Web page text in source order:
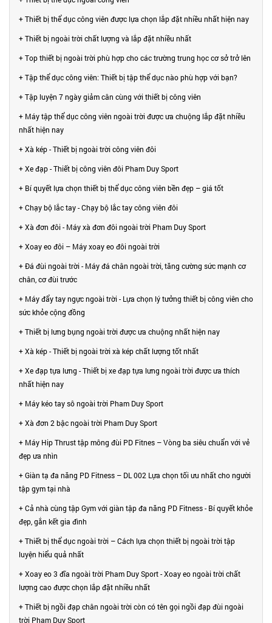
+ Thiết bị thể dục công viên được lựa chọn lắp đặt nhiều nhất hiện nay
+ Thiết bị ngoài trời chất lượng và lắp đặt nhiều nhất
+ Top thiết bị ngoài trời phù hợp cho các trường trung học cơ sở trở lên
+ Tập thể dục công viên: Thiết bị tập thể dục nào phù hợp với bạn?
+ Tập luyện 7 ngày giảm cân cùng với thiết bị công viên
+ Máy tập thể dục công viên ngoài trời được ưa chuộng lắp đặt nhiều
nhất hiện nay
+ Xà kép - Thiết bị ngoài trời công viên đôi
+ Xe đạp - Thiết bị công viên đôi Pham Duy Sport
+ Bí quyết lựa chọn thiết bị thể dục công viên bền đẹp – giá tốt
+ Chạy bộ lắc tay - Chạy bộ lắc tay công viên đôi
+ Xà đơn đôi - Máy xà đơn đôi ngoài trời Pham Duy Sport
+ Xoay eo đôi – Máy xoay eo đôi ngoài trời
+ Đá đùi ngoài trời - Máy đá chân ngoài trời, tăng cường sức mạnh cơ
chân, cơ đùi trước
+ Máy đẩy tay ngực ngoài trời - Lựa chọn lý tưởng thiết bị công viên cho
sức khỏe cộng đồng
+ Thiết bị lưng bụng ngoài trời được ưa chuộng nhất hiện nay
+ Xà kép - Thiết bị ngoài trời xà kép chất lượng tốt nhất
+ Xe đạp tựa lưng - Thiết bị xe đạp tựa lưng ngoài trời được ưa thích
nhất hiện nay
+ Máy kéo tay sô ngoài trời Pham Duy Sport
+ Xà đơn 2 bậc ngoài trời Pham Duy Sport
+ Máy Hip Thrust tập mông đùi PD Fitnes – Vòng ba siêu chuẩn với vẻ
đẹp ưa nhìn
+ Giàn tạ đa năng PD Fitness – DL 002 Lựa chọn tối ưu nhất cho người
tập gym tại nhà
+ Cả nhà cùng tập Gym với giàn tập đa năng PD Fitness - Bí quyết khỏe
đẹp, gắn kết gia đình
+ Thiết bị thể dục ngoài trời – Cách lựa chọn thiết bị ngoài trời tập
luyện hiểu quả nhất
+ Xoay eo 3 đĩa ngoài trời Pham Duy Sport - Xoay eo ngoài trời chất
lượng cao được chọn lắp đặt nhiều nhất
+ Thiết bị ngồi đạp chân ngoài trời còn có tên gọi ngồi đạp đùi ngoài
trời Pham Duy Sport